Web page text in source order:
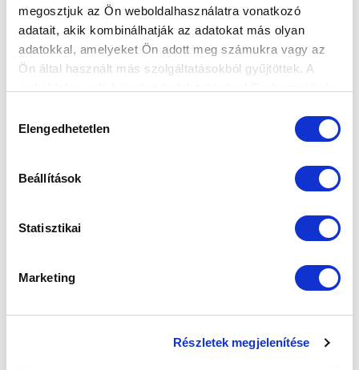
megosztjuk az Ön weboldalhasználatra vonatkozó
adatait, akik kombinálhatják az adatokat más olyan
adatokkal, amelyeket Ön adott meg számukra vagy az
Ön által használt más szolgáltatásokból gyűjtöttek. A
kiválasztása
Elengedhetetlen
Beállítások
Statisztikai
Marketing
Részletek megjelenítése